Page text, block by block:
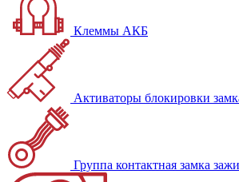
Клеммы АКБ
Активаторы блокировки
Группа контактная замка